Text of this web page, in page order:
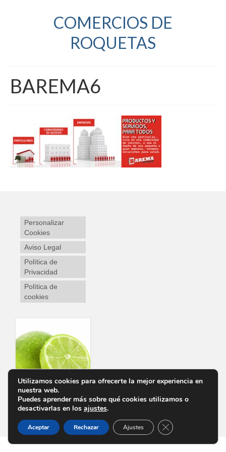
COMERCIOS DE
ROQUETAS
BAREMA6
Personalizar
Cookies
Aviso Legal
Política de
Privacidad
Política de
cookies
Utilizamos cookies para ofrecerte la mejor experiencia en
nuestra web.
Puedes aprender más sobre qué cookies utilizamos o
desactivarlas en los ajustes.
Aceptar Rechazar Ajustes Cerrar el banner